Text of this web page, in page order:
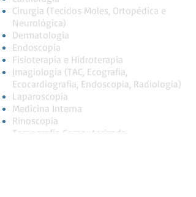
Cirurgia (Tecidos Moles, Ortopédica e
Neurológica)
Dermatologia
Endoscopia
Fisioterapia e Hidroterapia
Imagiologia (TAC, Ecografia,
Ecocardiografia, Endoscopia, Radiologia)
Laparoscopia
Medicina Interna
Rinoscopia
Tomografia Computorizada